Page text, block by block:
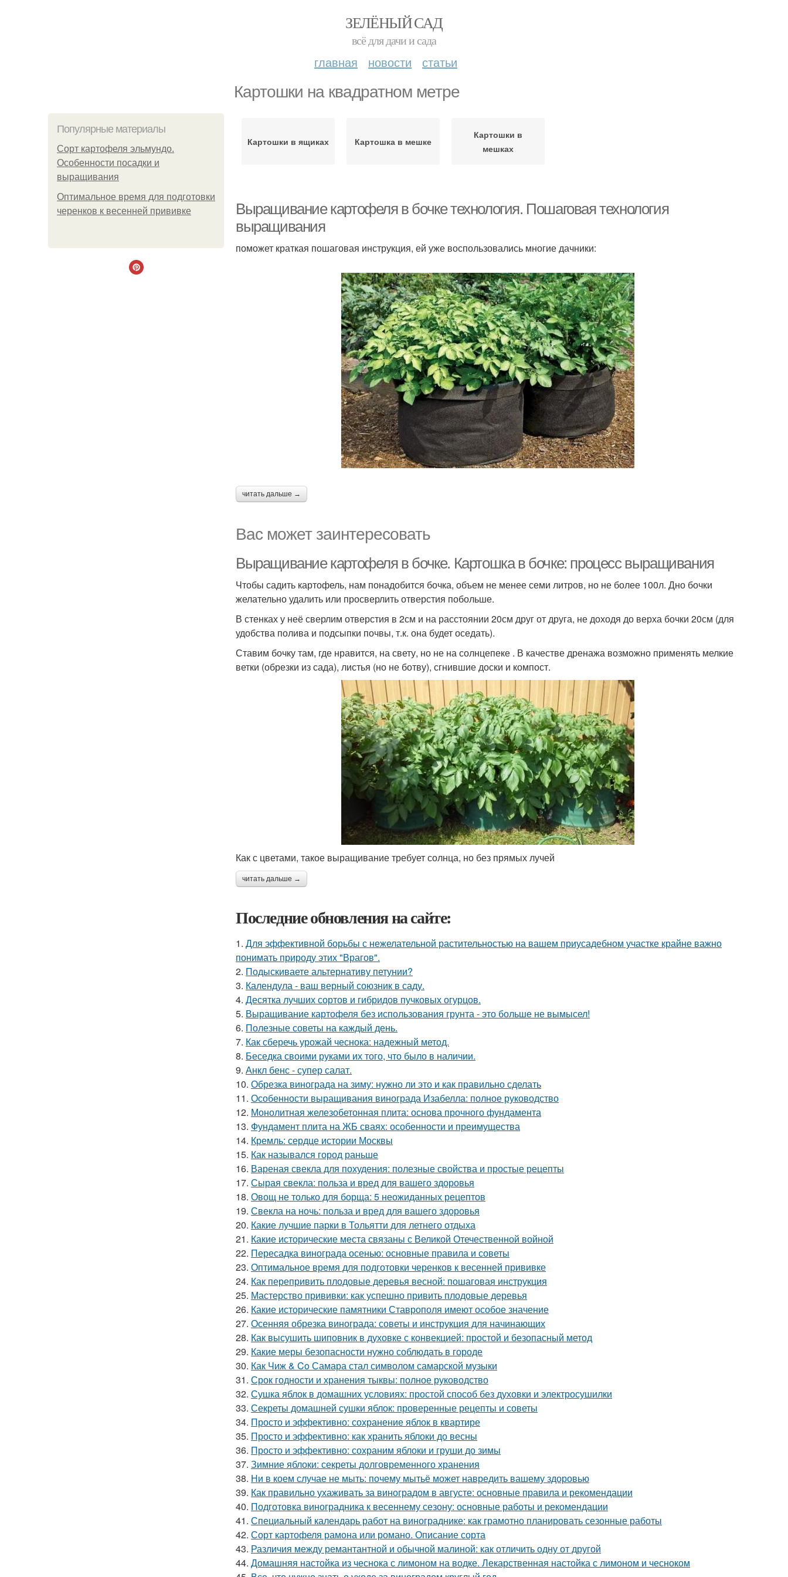
ЗЕЛЁНЫЙ САД
всё для дачи и сада
главная новости статьи
Картошки на квадратном метре
Популярные материалы
Сорт картофеля эльмундо.
Особенности посадки и
выращивания
Оптимальное время для подготовки
черенков к весенней прививке
Картошки в ящиках Картошка в мешке
Картошки в
мешках
Выращивание картофеля в бочке технология. Пошаговая технология
выращивания
поможет краткая пошаговая инструкция, ей уже воспользовались многие дачники:
читать дальше →
Вас может заинтересовать
Выращивание картофеля в бочке. Картошка в бочке: процесс выращивания
Чтобы садить картофель, нам понадобится бочка, объем не менее семи литров, но не более 100л. Дно бочки
желательно удалить или просверлить отверстия побольше.
В стенках у неё сверлим отверстия в 2см и на расстоянии 20см друг от друга, не доходя до верха бочки 20см (для
удобства полива и подсыпки почвы, т.к. она будет оседать).
Ставим бочку там, где нравится, на свету, но не на солнцепеке . В качестве дренажа возможно применять мелкие
ветки (обрезки из сада), листья (но не ботву), сгнившие доски и компост.
Как с цветами, такое выращивание требует солнца, но без прямых лучей
читать дальше →
Последние обновления на сайте:
1. Для эффективной борьбы с нежелательной растительностью на вашем приусадебном участке крайне важно
понимать природу этих "Врагов".
2. Подыскиваете альтернативу петунии?
3. Календула - ваш верный союзник в саду.
4. Десятка лучших сортов и гибридов пучковых огурцов.
5. Выращивание картофеля без использования грунта - это больше не вымысел!
6. Полезные советы на каждый день.
7. Как сберечь урожай чеснока: надежный метод.
8. Беседка своими руками их того, что было в наличии.
9. Анкл бенс - супер салат.
10. Обрезка винограда на зиму: нужно ли это и как правильно сделать
11. Особенности выращивания винограда Изабелла: полное руководство
12. Монолитная железобетонная плита: основа прочного фундамента
13. Фундамент плита на ЖБ сваях: особенности и преимущества
14. Кремль: сердце истории Москвы
15. Как назывался город раньше
16. Вареная свекла для похудения: полезные свойства и простые рецепты
17. Сырая свекла: польза и вред для вашего здоровья
18. Овощ не только для борща: 5 неожиданных рецептов
19. Свекла на ночь: польза и вред для вашего здоровья
20. Какие лучшие парки в Тольятти для летнего отдыха
21. Какие исторические места связаны с Великой Отечественной войной
22. Пересадка винограда осенью: основные правила и советы
23. Оптимальное время для подготовки черенков к весенней прививке
24. Как перепривить плодовые деревья весной: пошаговая инструкция
25. Мастерство прививки: как успешно привить плодовые деревья
26. Какие исторические памятники Ставрополя имеют особое значение
27. Осенняя обрезка винограда: советы и инструкция для начинающих
28. Как высушить шиповник в духовке с конвекцией: простой и безопасный метод
29. Какие меры безопасности нужно соблюдать в городе
30. Как Чиж & Co Самара стал символом самарской музыки
31. Срок годности и хранения тыквы: полное руководство
32. Сушка яблок в домашних условиях: простой способ без духовки и электросушилки
33. Секреты домашней сушки яблок: проверенные рецепты и советы
34. Просто и эффективно: сохранение яблок в квартире
35. Просто и эффективно: как хранить яблоки до весны
36. Просто и эффективно: сохраним яблоки и груши до зимы
37. Зимние яблоки: секреты долговременного хранения
38. Ни в коем случае не мыть: почему мытьё может навредить вашему здоровью
39. Как правильно ухаживать за виноградом в августе: основные правила и рекомендации
40. Подготовка виноградника к весеннему сезону: основные работы и рекомендации
41. Специальный календарь работ на винограднике: как грамотно планировать сезонные работы
42. Сорт картофеля рамона или романо. Описание сорта
43. Различия между ремантантной и обычной малиной: как отличить одну от другой
44. Домашняя настойка из чеснока с лимоном на водке. Лекарственная настойка с лимоном и чесноком